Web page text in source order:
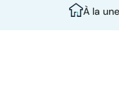
À la une